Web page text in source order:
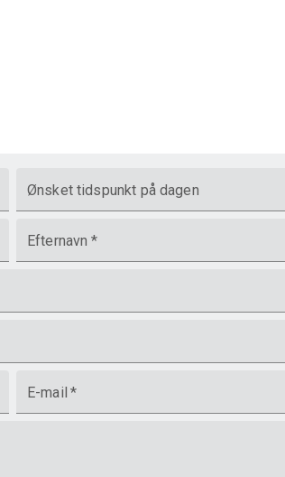
Ønsket tidspunkt på dagen
Efternavn *
E-mail *